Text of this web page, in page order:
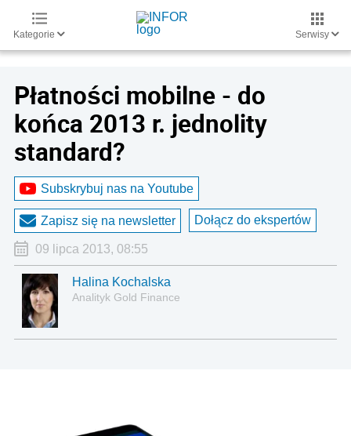
Kategorie Serwisy
Płatności mobilne - do
końca 2013 r. jednolity
standard?
Subskrybuj nas na Youtube
Zapisz się na newsletter Dołącz do ekspertów
09 lipca 2013, 08:55
Halina Kochalska
Analityk Gold Finance